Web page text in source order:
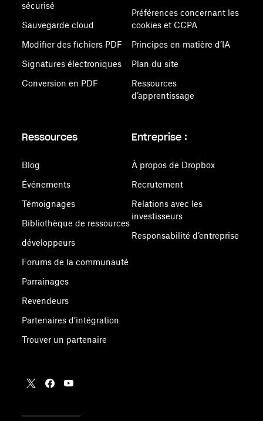
sécurisé
Sauvegarde cloud
Modifier des fichiers PDF
Signatures électroniques
Conversion en PDF
Préférences concernant les
cookies et CCPA
Principes en matière d’IA
Plan du site
Ressources
d’apprentissage
Ressources
Blog
Événements
Témoignages
Bibliothèque de ressources
développeurs
Forums de la communauté
Parrainages
Revendeurs
Partenaires d’intégration
Trouver un partenaire
Entreprise :
À propos de Dropbox
Recrutement
Relations avec les
investisseurs
Responsabilité d’entreprise